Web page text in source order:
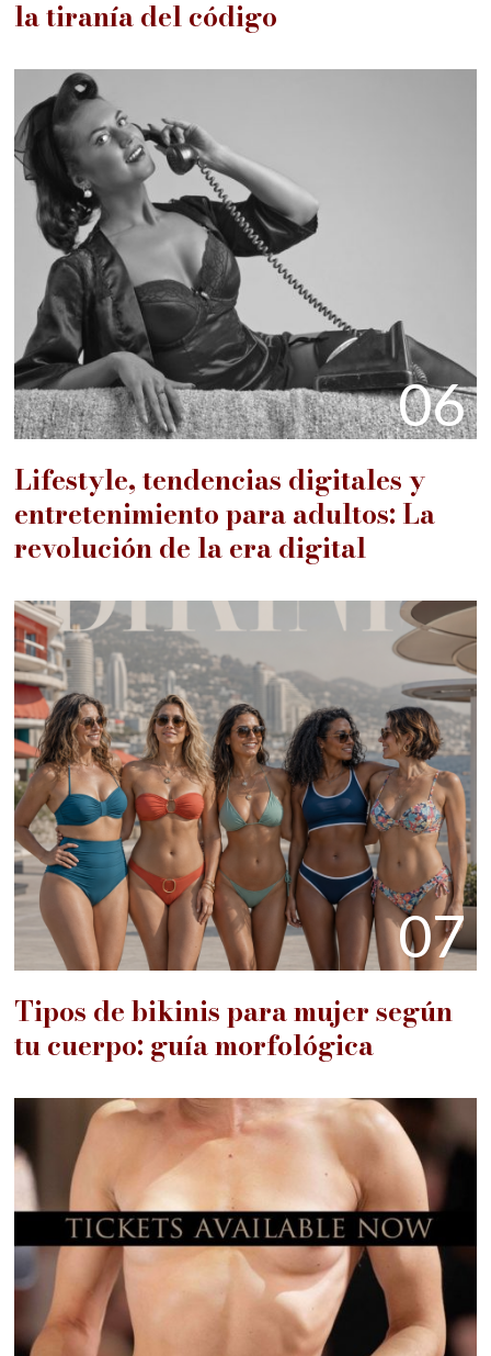
la tiranía del código
06
Lifestyle, tendencias digitales y
entretenimiento para adultos: La
revolución de la era digital
07
Tipos de bikinis para mujer según
tu cuerpo: guía morfológica